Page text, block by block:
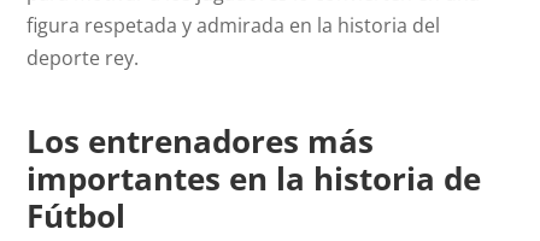
figura respetada y admirada en la historia del
deporte rey.
Los entrenadores más
importantes en la historia de
Fútbol